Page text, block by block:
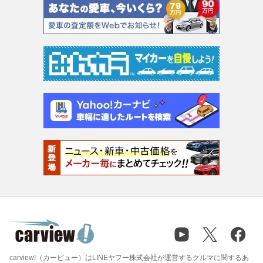
carview!（カービュー）はLINEヤフー株式会社が運営するクルマに関するあ